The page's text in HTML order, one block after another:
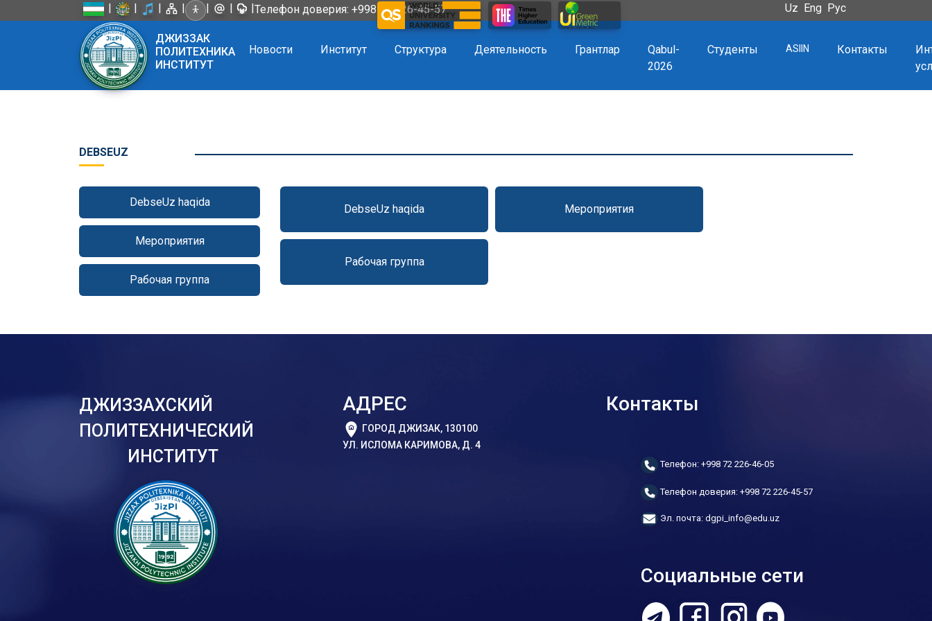
| | | | | | |Телефон доверия: +998 72 226-45-57 Uz Eng Рус
ДЖИЗЗАК
ПОЛИТЕХНИКА
ИНСТИТУТ
Новости Институт Структура Деятельность Грантлар
Qabul-
2026
Студенты ASIIN Контакты
DEBSEUZ
DebseUz haqida
Мероприятия
Рабочая группа
DebseUz haqida Мероприятия
Рабочая группа
ДЖИЗЗАХСКИЙ
ПОЛИТЕХНИЧЕСКИЙ
ИНСТИТУТ
АДРЕС
ГОРОД ДЖИЗАК, 130100
УЛ. ИСЛОМА КАРИМОВА, Д. 4
Контакты
Телефон: +998 72 226-46-05
Телефон доверия: +998 72 226-45-57
Эл. почта: dgpi_info@edu.uz
Социальные сети